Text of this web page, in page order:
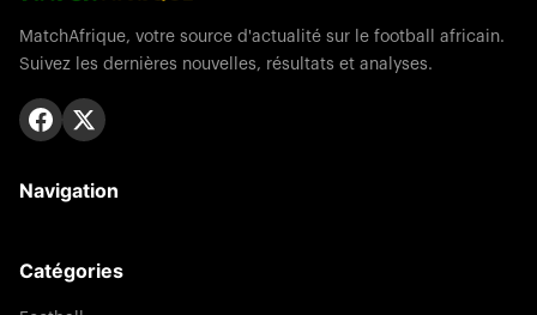
MatchAfrique, votre source d'actualité sur le football africain.
Suivez les dernières nouvelles, résultats et analyses.
Navigation
Catégories